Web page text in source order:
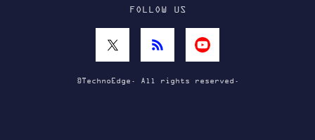
FOLLOW US
©TechnoEdge. All rights reserved.